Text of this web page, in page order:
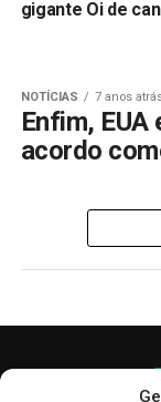
gigante Oi de
NOTÍCIAS 7 anos
Enfim, EUA
acordo